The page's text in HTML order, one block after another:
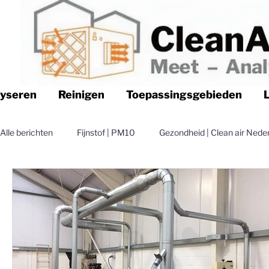
Reinigen Toepassingsgebieden
Alle berichten Fijnstof | PM10 Gezondheid | Clean air
Logistiek | Clean air Nederland Luchtfilteren | Clean air
Magazijn | Clean air Nederland Distributie | Clean air